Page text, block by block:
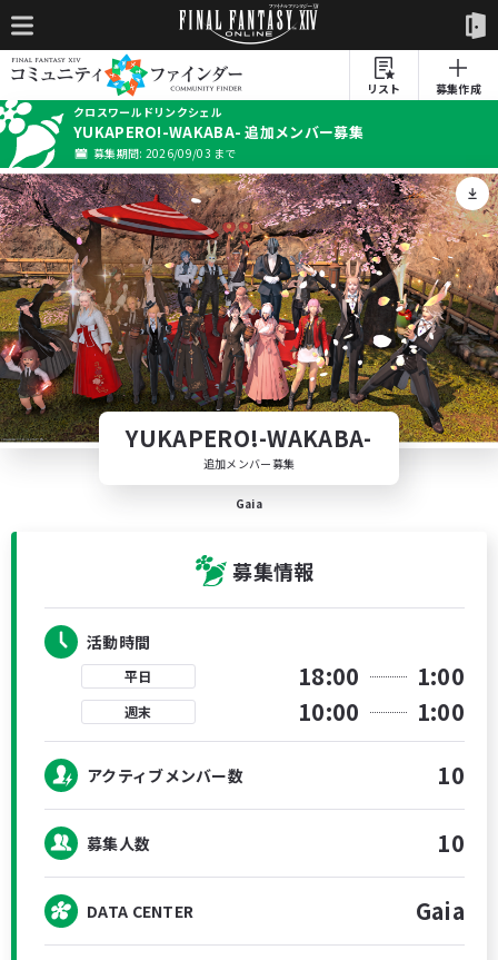
リスト
募集作成
クロスワールドリンクシェル
YUKAPERO!-WAKABA- 追加メンバー募集
募集期間: 2026/09/03 まで
YUKAPERO!-WAKABA-
追加メンバー募集
Gaia
募集情報
活動時間
平日 18:00 1:00
週末 10:00 1:00
アクティブメンバー数 10
募集人数 10
DATA CENTER Gaia